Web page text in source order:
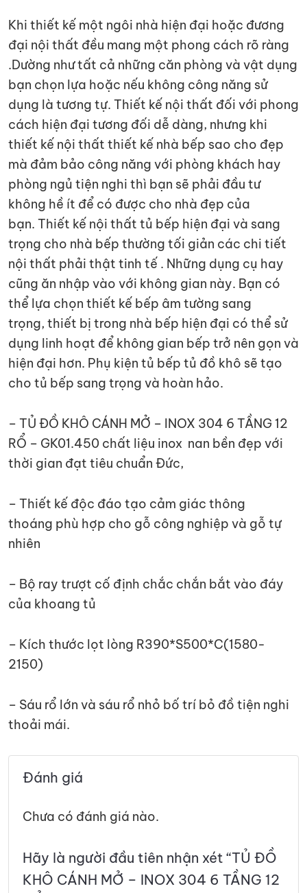
Khi thiết kế một ngôi nhà hiện đại hoặc đương
đại nội thất đều mang một phong cách rõ ràng
.Dường như tất cả những căn phòng và vật dụng
bạn chọn lựa hoặc nếu không công năng sử
dụng là tương tự. Thiết kế nội thất đối với phong
cách hiện đại tương đối dễ dàng, nhưng khi
thiết kế nội thất thiết kế nhà bếp sao cho đẹp
mà đảm bảo công năng với phòng khách hay
phòng ngủ tiện nghi thì bạn sẽ phải đầu tư
không hề ít để có được cho nhà đẹp của
bạn. Thiết kế nội thất tủ bếp hiện đại và sang
trọng cho nhà bếp thường tối giản các chi tiết
nội thất phải thật tinh tế . Những dụng cụ hay
cũng ăn nhập vào với không gian này. Bạn có
thể lựa chọn thiết kế bếp âm tường sang
trọng, thiết bị trong nhà bếp hiện đại có thể sử
dụng linh hoạt để không gian bếp trở nên gọn và
hiện đại hơn. Phụ kiện tủ bếp tủ đồ khô sẽ tạo
cho tủ bếp sang trọng và hoàn hảo.
– TỦ ĐỒ KHÔ CÁNH MỞ – INOX 304 6 TẦNG 12
RỔ – GK01.450 chất liệu inox nan bền đẹp với
thời gian đạt tiêu chuẩn Đức,
– Thiết kế độc đáo tạo cảm giác thông
thoáng phù hợp cho gỗ công nghiệp và gỗ tự
nhiên
– Bộ ray trượt cố định chắc chắn bắt vào đáy
của khoang tủ
– Kích thước lọt lòng R390*S500*C(1580-
2150)
– Sáu rổ lớn và sáu rổ nhỏ bố trí bỏ đồ tiện nghi
thoải mái.
Đánh giá
Chưa có đánh giá nào.
Hãy là người đầu tiên nhận xét “TỦ ĐỒ
KHÔ CÁNH MỞ – INOX 304 6 TẦNG 12